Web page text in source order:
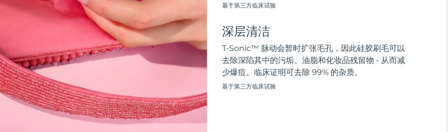
基于第三方临床试验
深层清洁
T-Sonic™ 脉动会暂时扩张毛孔，因此硅胶刷毛可以
去除深陷其中的污垢、油脂和化妆品残留物 - 从而减
少爆痘。临床证明可去除 99% 的杂质。
基于第三方临床试验